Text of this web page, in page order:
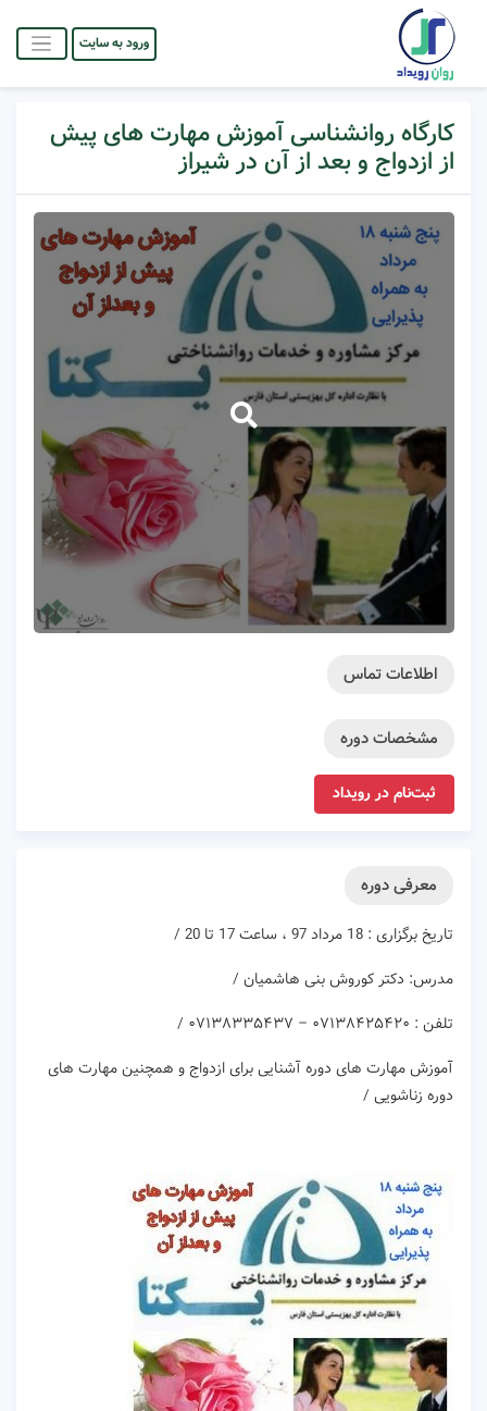
ورود به سایت
کارگاه روانشناسی آموزش مهارت های پیش
از ازدواج و بعد از آن در شیراز
اطلاعات تماس
مشخصات دوره
ثبت‌نام در رویداد
معرفی دوره
تاریخ برگزاری : 18 مرداد 97 ، ساعت 17 تا 20 /
مدرس: دکتر کوروش بنی هاشمیان /
تلفن : ۰۷۱۳۸۴۲۵۴۲۰ – ۰۷۱۳۸۳۳۵۴۳۷ /
آموزش مهارت های دوره آشنایی برای ازدواج و همچنین مهارت های
دوره زناشویی /